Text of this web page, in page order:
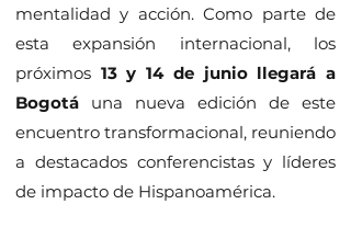
mentalidad y acción. Como parte de
esta expansión internacional, los
próximos 13 y 14 de junio llegará a
Bogotá una nueva edición de este
encuentro transformacional, reuniendo
a destacados conferencistas y líderes
de impacto de Hispanoamérica.